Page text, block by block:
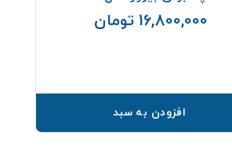
16,800,000 تومان
افزودن به سبد